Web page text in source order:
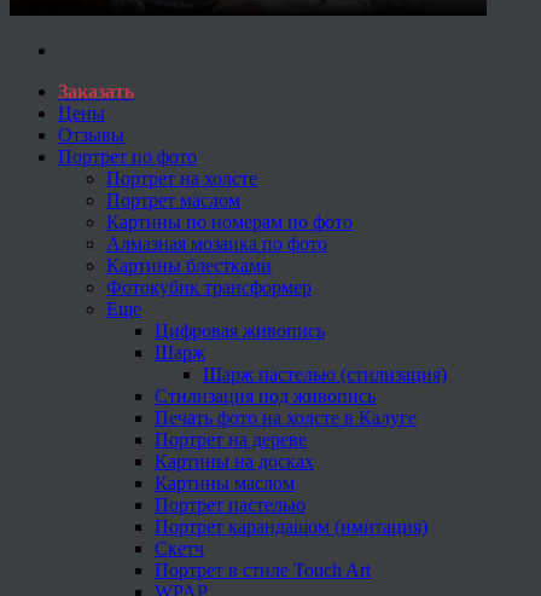
Заказать
Цены
Отзывы
Портрет по фото
Портрет на холсте
Портрет маслом
Картины по номерам по фото
Алмазная мозаика по фото
Картины блестками
Фотокубик трансформер
Еще
Цифровая живопись
Шарж
Шарж пастелью (стилизация)
Стилизация под живопись
Печать фото на холсте в Калуге
Портрет на дереве
Картины на досках
Картины маслом
Портрет пастелью
Портрет карандашом (имитация)
Скетч
Портрет в стиле Touch Art
WPAP